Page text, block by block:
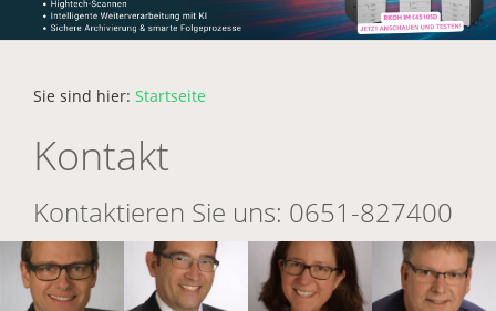
Sie sind hier: Startseite
Kontakt
Kontaktieren Sie uns: 0651-827400